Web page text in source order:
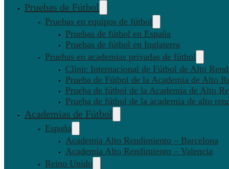
Pruebas de Fútbol
Pruebas en equipos de fútbol
Pruebas de fútbol en España
Pruebas de fútbol en Inglaterra
Pruebas en academias privadas de fútbol
Clinic Internacional de Fútbol de Alto
Prueba de Fútbol de la Academia de Alto
Prueba de fútbol de la Academia de Alto
Prueba de fútbol de la academia de alto
Academias de Fútbol
España
Academia Alto Rendimiento – Barcelona
Academia Alto Rendimiento – Valencia
Reino Unido